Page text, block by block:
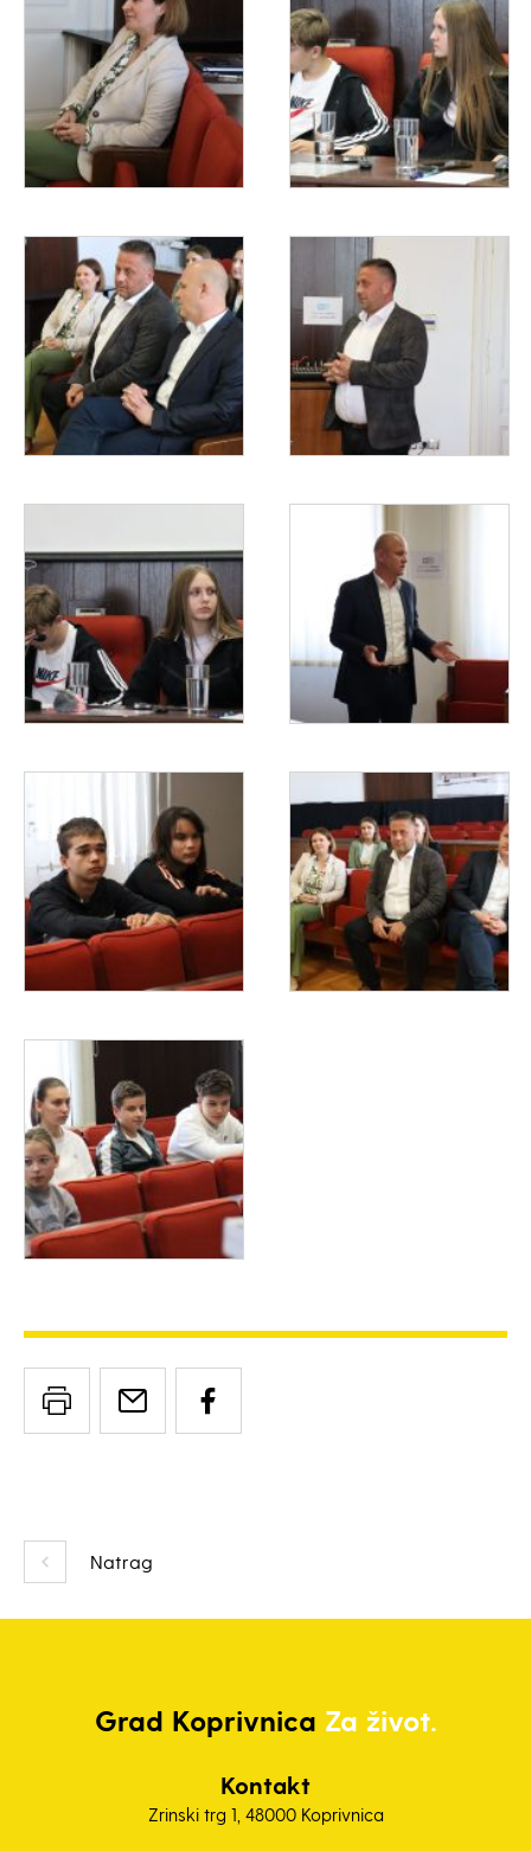
Natrag
Grad Koprivnica Za život.
Kontakt
Zrinski trg 1, 48000 Koprivnica